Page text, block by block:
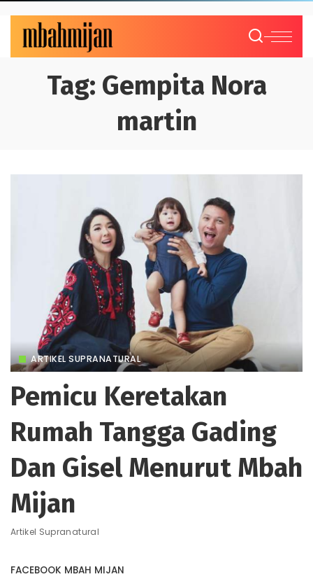
Tag: Gempita Nora
martin
ARTIKEL SUPRANATURAL
Pemicu Keretakan
Rumah Tangga Gading
Dan Gisel Menurut Mbah
Mijan
Artikel Supranatural
FACEBOOK MBAH MIJAN